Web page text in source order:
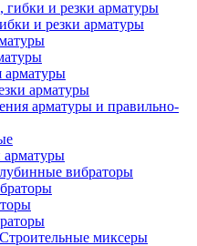
и резки арматуры
арматуры
арматуры
арматуры и правильно-
арматуры
вибраторы
Строительные миксеры